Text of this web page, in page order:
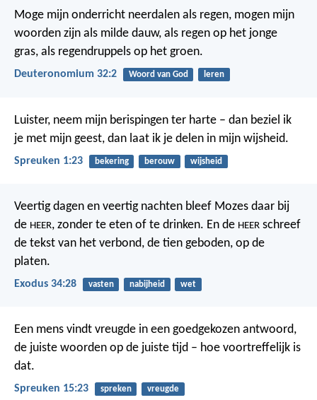
Moge mijn onderricht neerdalen als regen, mogen mijn
woorden zijn als milde dauw, als regen op het jonge
gras, als regendruppels op het groen.
Deuteronomium 32:2 Woord van God leren
Luister, neem mijn berispingen ter harte – dan beziel ik
je met mijn geest, dan laat ik je delen in mijn wijsheid.
Spreuken 1:23 bekering berouw wijsheid
Veertig dagen en veertig nachten bleef Mozes daar bij
de HEER, zonder te eten of te drinken. En de HEER schreef
de tekst van het verbond, de tien geboden, op de
platen.
Exodus 34:28 vasten nabijheid wet
Een mens vindt vreugde in een goedgekozen antwoord,
de juiste woorden op de juiste tijd – hoe voortreffelijk is
dat.
Spreuken 15:23 spreken vreugde